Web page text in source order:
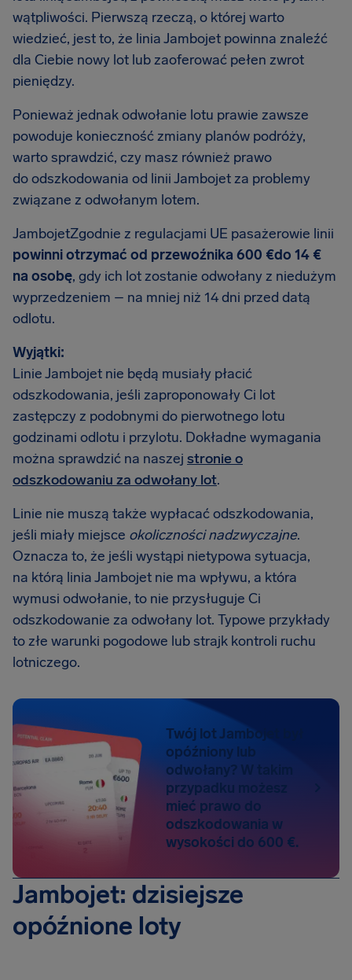
wątpliwości. Pierwszą rzeczą, o której warto
wiedzieć, jest to, że linia Jambojet powinna znaleźć
dla Ciebie nowy lot lub zaoferować pełen zwrot
pieniędzy.
Ponieważ jednak odwołanie lotu prawie zawsze
powoduje konieczność zmiany planów podróży,
warto sprawdzić, czy masz również prawo
do odszkodowania od linii Jambojet za problemy
związane z odwołanym lotem.
JambojetZgodnie z regulacjami UE pasażerowie linii
powinni otrzymać od przewoźnika 600 €do 14 €
na osobę, gdy ich lot zostanie odwołany z niedużym
wyprzedzeniem – na mniej niż 14 dni przed datą
odlotu.
Wyjątki:
Linie Jambojet nie będą musiały płacić
odszkodowania, jeśli zaproponowały Ci lot
zastępczy z podobnymi do pierwotnego lotu
godzinami odlotu i przylotu. Dokładne wymagania
można sprawdzić na naszej stronie o
odszkodowaniu za odwołany lot.
Linie nie muszą także wypłacać odszkodowania,
jeśli miały miejsce okoliczności nadzwyczajne.
Oznacza to, że jeśli wystąpi nietypowa sytuacja,
na którą linia Jambojet nie ma wpływu, a która
wymusi odwołanie, to nie przysługuje Ci
odszkodowanie za odwołany lot. Typowe przykłady
to złe warunki pogodowe lub strajk kontroli ruchu
lotniczego.
Twój lot Jambojet był
opóźniony lub
odwołany? W takim
przypadku możesz
mieć prawo do
odszkodowania w
wysokości do 600 €.
Jambojet: dzisiejsze
opóźnione loty